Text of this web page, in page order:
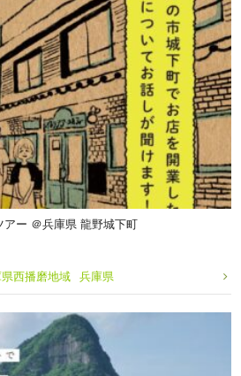
アー ＠兵庫県 龍野城下町
西播磨地域 兵庫県